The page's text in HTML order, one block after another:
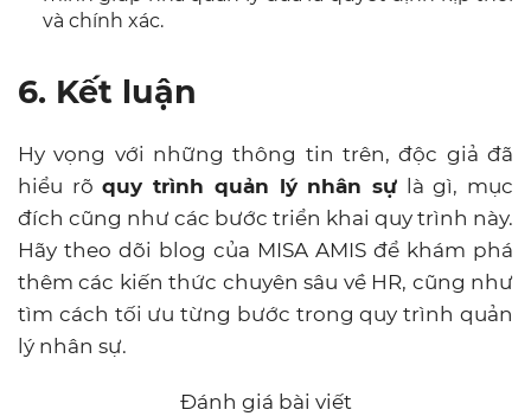
và chính xác.
6. Kết luận
Hy vọng với những thông tin trên, độc giả đã
hiểu rõquy trình quản lý nhân sựlà gì, mục
đích cũng như các bước triển khai quy trình này.
Hãy theo dõi blog của MISA AMIS để khám phá
thêm các kiến thức chuyên sâu về HR, cũng như
tìm cách tối ưu từng bước trong quy trình quản
lý nhân sự.
Đánh giá bài viết